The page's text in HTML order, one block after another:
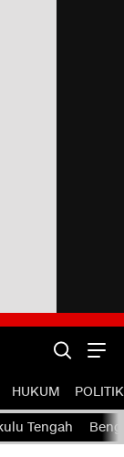
HUKUM POLITIK
Tengah